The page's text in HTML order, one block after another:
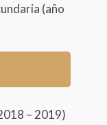
(año
– 2019)